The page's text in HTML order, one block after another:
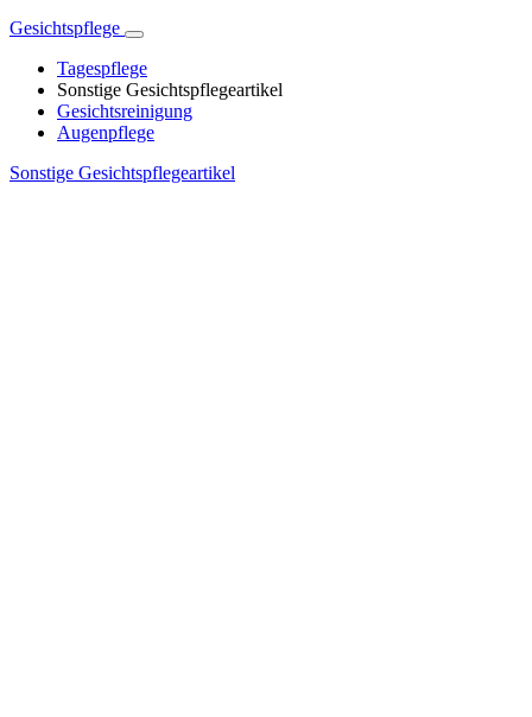
Gesichtspflege
Tagespflege
Sonstige Gesichtspflegeartikel
Gesichtsreinigung
Augenpflege
Sonstige Gesichtspflegeartikel